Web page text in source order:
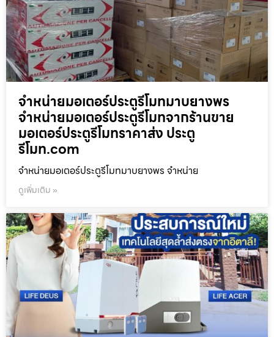
จำหน่ายมอเตอร์ประตูรีโมทมาบยางพร
จำหน่ายมอเตอร์ประตูรีโมทจากร้านขาย
มอเตอร์ประตูรีโมทราคาส่ง ประตู
รีโมท.com
จำหน่ายมอเตอร์ประตูรีโมทมาบยางพร จำหน่าย
ดูเพิ่มเติม »